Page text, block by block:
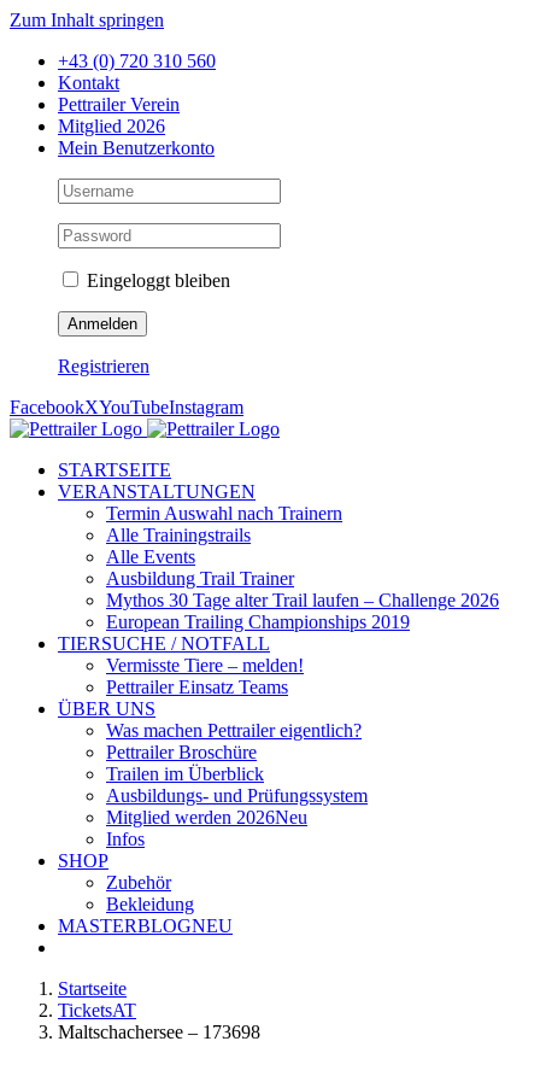
Zum Inhalt springen
+43 (0) 720 310 560
Kontakt
Pettrailer Verein
Mitglied 2026
Mein Benutzerkonto
Eingeloggt bleiben
Registrieren
FacebookXYouTubeInstagram
STARTSEITE
VERANSTALTUNGEN
Termin Auswahl nach Trainern
Alle Trainingstrails
Alle Events
Ausbildung Trail Trainer
Mythos 30 Tage alter Trail laufen – Challenge 2026
European Trailing Championships 2019
TIERSUCHE / NOTFALL
Vermisste Tiere – melden!
Pettrailer Einsatz Teams
ÜBER UNS
Was machen Pettrailer eigentlich?
Pettrailer Broschüre
Trailen im Überblick
Ausbildungs- und Prüfungssystem
Mitglied werden 2026Neu
Infos
SHOP
Zubehör
Bekleidung
MASTERBLOGNEU
Startseite
TicketsAT
Maltschachersee – 173698